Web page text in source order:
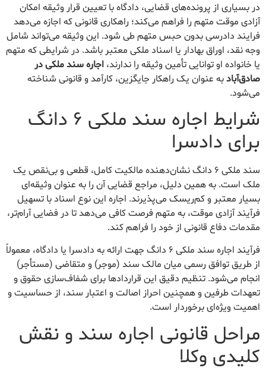
در بسیاری از پرونده‌های قضایی، دادگاه با تعیین قرار وثیقه امکان
آزادی موقت متهم را فراهم می‌کند؛ راهکاری قانونی که اجازه می‌دهد
فرایند دادرسی بدون حبس متهم طی شود. این وثیقه می‌تواند شامل
وجه نقد، اوراق بهادار یا اسناد ملکی معتبر باشد. در شرایطی که متهم
یا خانواده او توانایی تأمین وثیقه را ندارند، اجاره سند ملکی در
صادق‌آبادبه عنوان یک راهکار جایگزین، کارآمد و قانونی شناخته
می‌شود.
شرایط اجاره سند ملکی ۶ دانگ
برای دادسرا
سند ملکی ۶ دانگ نشان‌دهنده مالکیت کامل، قطعی و بی‌نقص یک
ملک است. به همین دلیل، مراجع قضایی آن را به عنوان وثیقه‌ای
بسیار معتبر و کم‌ریسک می‌پذیرند. اجاره این نوع اسناد با تسهیل
فرآیند آزادی موقت، به متهم فرصت کافی می‌دهد تا در فضایی آرام‌تر،
مقدمات دفاع قانونی از خود را فراهم کند.
فرآیند اجاره سند ملکی ۶ دانگ جهت ارائه به دادسرا یا دادگاه، معمولاً
از طریق توافق رسمی میان مالک سند (موجر) و متقاضی (مستأجر)
انجام می‌شود. تنظیم دقیق این قراردادها برای شفاف‌سازی حقوق و
تعهدات طرفین و همچنین احراز اصالت و اعتبار سند، از حساسیت و
اهمیت ویژه‌ای برخوردار است.
مراحل قانونی اجاره سند و نقش
کلیدی وکلا